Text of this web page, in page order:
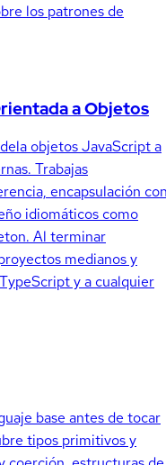
los patrones de
a Objetos
objetos JavaScript a
Trabajas
encapsulación
idiomáticos como
Al terminar
medianos y
y a cualquier
base antes de tocar
tipos primitivos y